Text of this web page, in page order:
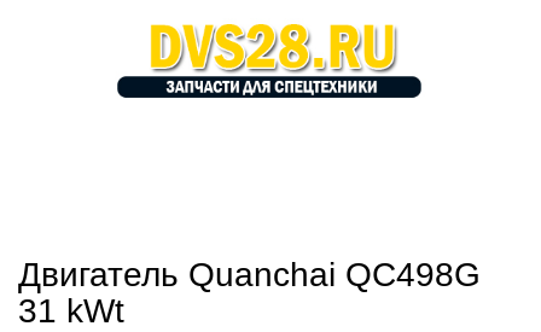
Двигатель Quanchai QC498G
31 kWt